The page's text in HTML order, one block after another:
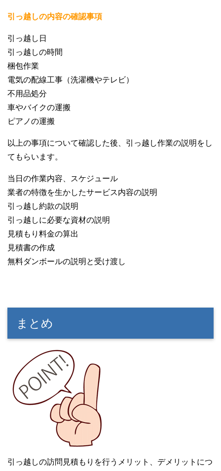
引っ越しの内容の確認事項
引っ越し日
引っ越しの時間
梱包作業
電気の配線工事（洗濯機やテレビ）
不用品処分
車やバイクの運搬
ピアノの運搬
以上の事項について確認した後、引っ越し作業の説明をし
てもらいます。
当日の作業内容、スケジュール
業者の特徴を生かしたサービス内容の説明
引っ越し約款の説明
引っ越しに必要な資材の説明
見積もり料金の算出
見積書の作成
無料ダンボールの説明と受け渡し
まとめ
引っ越しの訪問見積もりを行うメリット、デメリットにつ